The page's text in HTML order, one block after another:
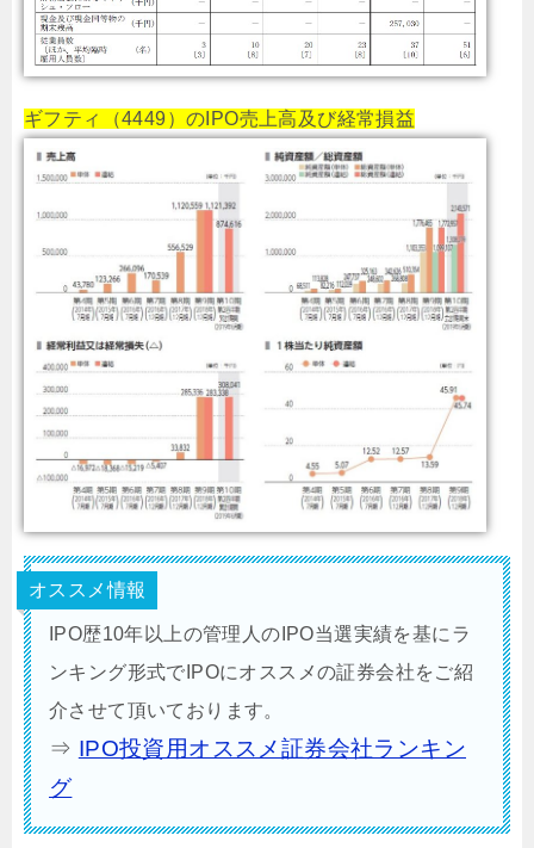
ギフティ（4449）のIPO売上高及び経常損益
オススメ情報
IPO歴10年以上の管理人のIPO当選実績を基にラ
ンキング形式でIPOにオススメの証券会社をご紹
介させて頂いております。
⇒ IPO投資用オススメ証券会社ランキン
グ